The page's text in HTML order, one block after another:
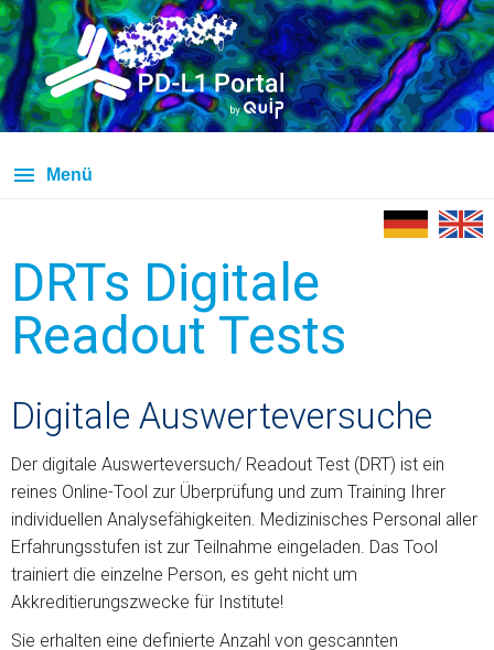
Menü
DRTs Digitale
Readout Tests
Digitale Auswerteversuche
Der digitale Auswerteversuch/ Readout Test (DRT) ist ein
reines Online-Tool zur Überprüfung und zum Training Ihrer
individuellen Analysefähigkeiten. Medizinisches Personal aller
Erfahrungsstufen ist zur Teilnahme eingeladen. Das Tool
trainiert die einzelne Person, es geht nicht um
Akkreditierungszwecke für Institute!
Sie erhalten eine definierte Anzahl von gescannten